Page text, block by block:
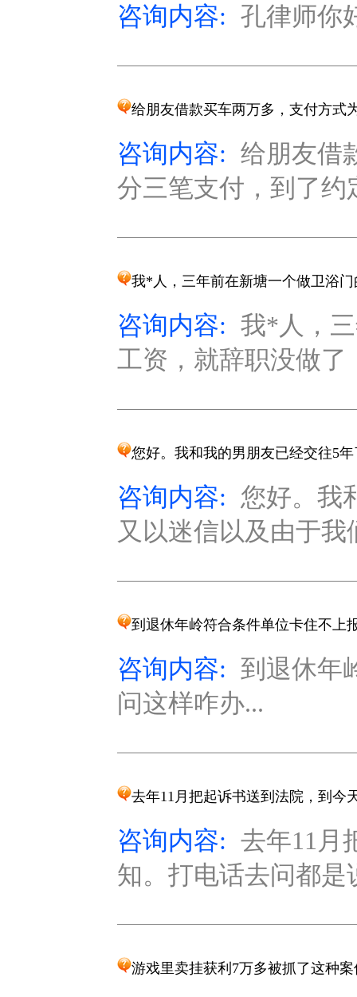
咨询内容: 孔律师你
给朋友借款买车两万多，支付方式
咨询内容: 给朋友借
分三笔支付，到了约
我*人，三年前在新塘一个做卫浴
咨询内容: 我*人，
工资，就辞职没做了
您好。我和我的男朋友已经交往5
咨询内容: 您好。我
又以迷信以及由于
到退休年岭符合条件单位卡住不上
咨询内容: 到退休年
问这样咋办...
去年11月把起诉书送到法院，到今
咨询内容: 去年11月
知。打电话去问都
游戏里卖挂获利7万多被抓了这种